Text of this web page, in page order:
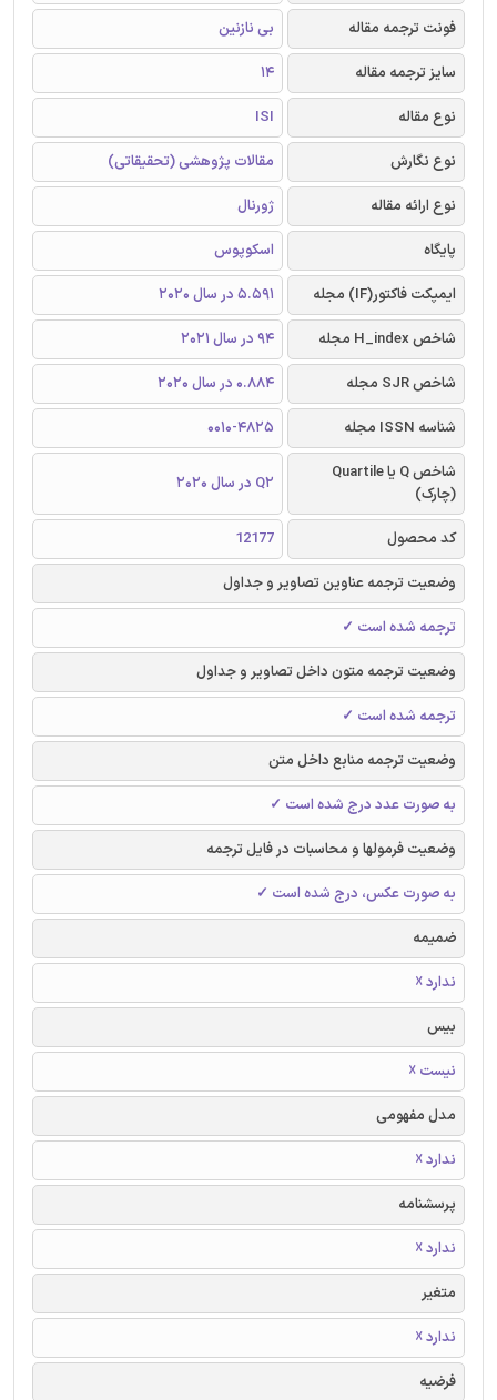
فونت ترجمه مقاله
بی نازنین
سایز ترجمه مقاله
14
نوع مقاله
ISI
نوع نگارش
مقالات پژوهشی (تحقیقاتی)
نوع ارائه مقاله
ژورنال
پایگاه
اسکوپوس
ایمپکت فاکتور(IF) مجله
5.591 در سال 2020
شاخص H_index مجله
94 در سال 2021
شاخص SJR مجله
0.884 در سال 2020
شناسه ISSN مجله
0010-4825
شاخص Q یا Quartile
(چارک)
Q2 در سال 2020
کد محصول
12177
وضعیت ترجمه عناوین تصاویر و جداول
ترجمه شده است ✓
وضعیت ترجمه متون داخل تصاویر و جداول
ترجمه شده است ✓
وضعیت ترجمه منابع داخل متن
به صورت عدد درج شده است ✓
وضعیت فرمولها و محاسبات در فایل ترجمه
به صورت عکس، درج شده است ✓
ضمیمه
ندارد ☓
بیس
نیست ☓
مدل مفهومی
ندارد ☓
پرسشنامه
ندارد ☓
متغیر
ندارد ☓
فرضیه